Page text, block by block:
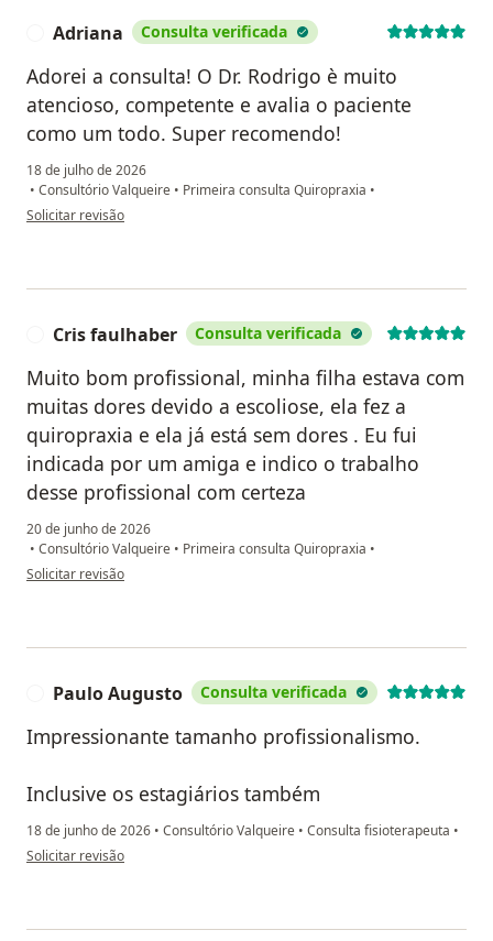
Adriana Consulta verificada
Adorei a consulta! O Dr. Rodrigo è muito
atencioso, competente e avalia o paciente
como um todo. Super recomendo!
18 de julho de 2026
• Consultório Valqueire • Primeira consulta Quiropraxia •
na opinião do utilizador Adriana
Solicitar revisão
Cris faulhaber Consulta verificada
Muito bom profissional, minha filha estava com
muitas dores devido a escoliose, ela fez a
quiropraxia e ela já está sem dores . Eu fui
indicada por um amiga e indico o trabalho
desse profissional com certeza
20 de junho de 2026
• Consultório Valqueire • Primeira consulta Quiropraxia •
na opinião do utilizador Cris faulhaber
Solicitar revisão
Paulo Augusto Consulta verificada
Impressionante tamanho profissionalismo.
Inclusive os estagiários também
18 de junho de 2026 • Consultório Valqueire • Consulta fisioterapeuta •
na opinião do utilizador Paulo Augusto
Solicitar revisão